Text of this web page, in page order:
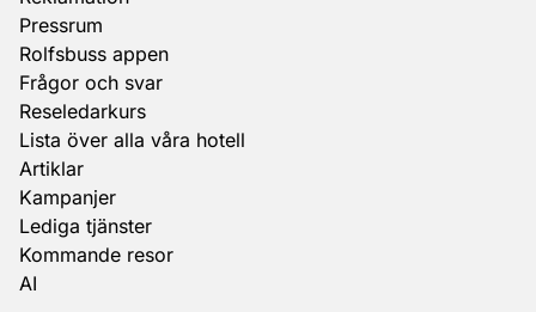
Pressrum
Rolfsbuss appen
Frågor och svar
Reseledarkurs
Lista över alla våra hotell
Artiklar
Kampanjer
Lediga tjänster
Kommande resor
AI